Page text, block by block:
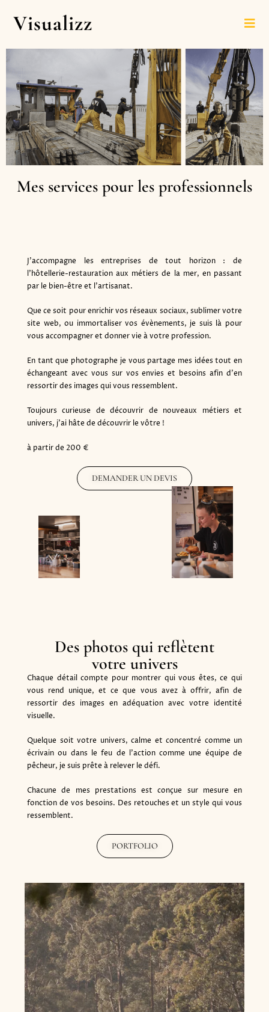
Visualizz
Mes services pour les professionnels
J’accompagne les entreprises de tout horizon : de
l’hôtellerie-restauration aux métiers de la mer, en passant
par le bien-être et l’artisanat.
Que ce soit pour enrichir vos réseaux sociaux, sublimer votre
site web, ou immortaliser vos évènements, je suis là pour
vous accompagner et donner vie à votre profession.
En tant que photographe je vous partage mes idées tout en
échangeant avec vous sur vos envies et besoins afin d’en
ressortir des images qui vous ressemblent.
Toujours curieuse de découvrir de nouveaux métiers et
univers, j’ai hâte de découvrir le vôtre !
à partir de 200 €
DEMANDER UN DEVIS
Des photos qui reflètent
votre univers
Chaque détail compte pour montrer qui vous êtes, ce qui
vous rend unique, et ce que vous avez à offrir, afin de
ressortir des images en adéquation avec votre identité
visuelle.
Quelque soit votre univers, calme et concentré comme un
écrivain ou dans le feu de l’action comme une équipe de
pêcheur, je suis prête à relever le défi.
Chacune de mes prestations est conçue sur mesure en
fonction de vos besoins. Des retouches et un style qui vous
ressemblent.
PORTFOLIO